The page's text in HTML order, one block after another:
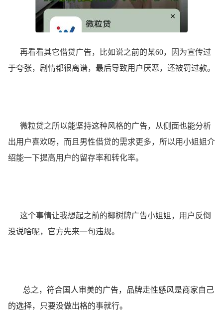
再看看其它借贷广告，比如说之前的某60，因为宣传过
于夸张，剧情都很离谱，最后导致用户厌恶，还被罚过款。
微粒贷之所以能坚持这种风格的广告，从侧面也能分析
出用户喜欢呀，而且男性借贷的需求更多，所以用小姐姐介
绍能一下提高用户的留存率和转化率。
这个事情让我想起之前的椰树牌广告小姐姐，用户反倒
没说啥呢，官方先来一句违规。
总之，符合国人审美的广告，品牌走性感风是商家自己
的选择，只要没做出格的事就行。